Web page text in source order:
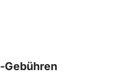
Gebühren